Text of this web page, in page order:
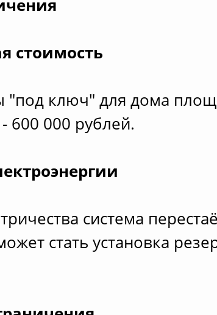
стоимость
"под ключ" для дома
600 000 рублей.
система
стать установка